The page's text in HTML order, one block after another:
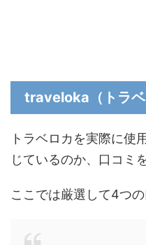
traveloka（トラベ
トラベロカを実際に使
じているのか、口コミ
ここでは厳選して4つ